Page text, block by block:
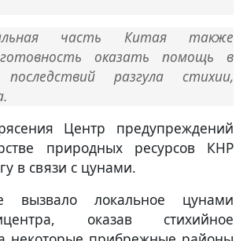
часть Китая также
оказать помощь в
последствий разгула стихии,
Центр предупреждений
природных ресурсов КНР
в связи с цунами.
вызвало локальное цунами
оказав стихийное